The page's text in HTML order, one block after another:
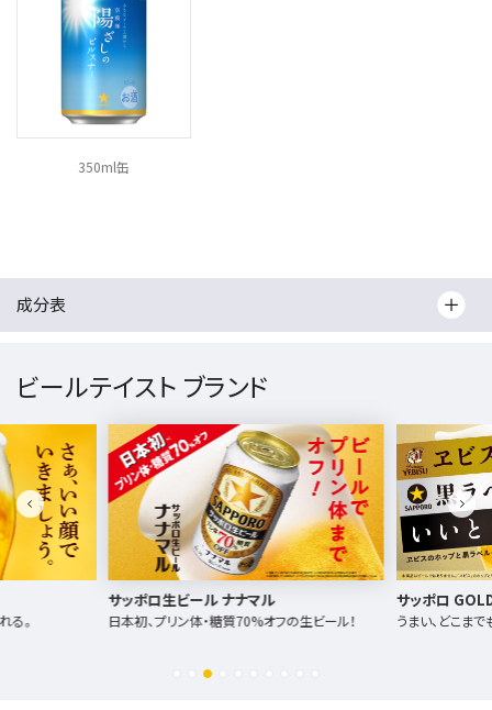
350ml缶
成分表
ビールテイスト ブランド
る。
サッポロ生ビール ナナマル
日本初、プリン体・糖質70%オフの生ビール！
サッポロ
うまい、どこまで